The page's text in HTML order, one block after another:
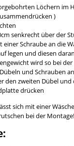
Löchern im
)
senkrecht über der
Schraube an die
legen und diesen
wird so bei
und Schrauben
den zweiten Dübel und
drücken
sich mit einer
bei der Montage!